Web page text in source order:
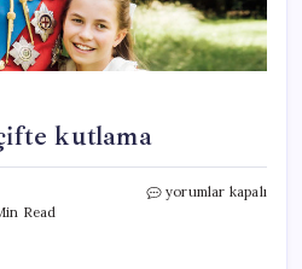
kutlama
Read
Prens
yorumlar kapalı